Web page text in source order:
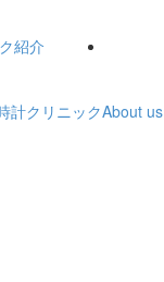
紹介
計クリニックAbout us